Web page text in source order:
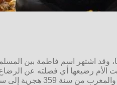
وقد اشتهر اسم فاطمة بين
رضيعها أي فصلته عن الرضاع،
لفظيًا ومعنويًا عربية الأصل واللفظ.